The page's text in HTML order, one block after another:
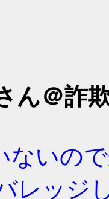
ん＠詐
ないの
レッジ